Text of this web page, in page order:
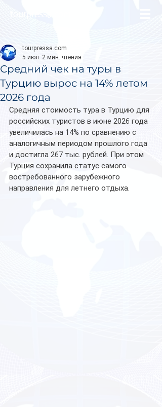
Средний чек на туры в
Турцию вырос на 14% летом
2026 года
tourpressa.com
5 июл. 2 мин. чтения
Средняя стоимость тура в Турцию для
российских туристов в июне 2026 года
увеличилась на 14% по сравнению с
аналогичным периодом прошлого года
и достигла 267 тыс. рублей. При этом
Турция сохранила статус самого
востребованного зарубежного
направления для летнего отдыха.